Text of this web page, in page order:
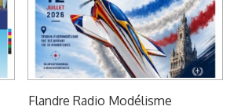
Flandre Radio Modélisme